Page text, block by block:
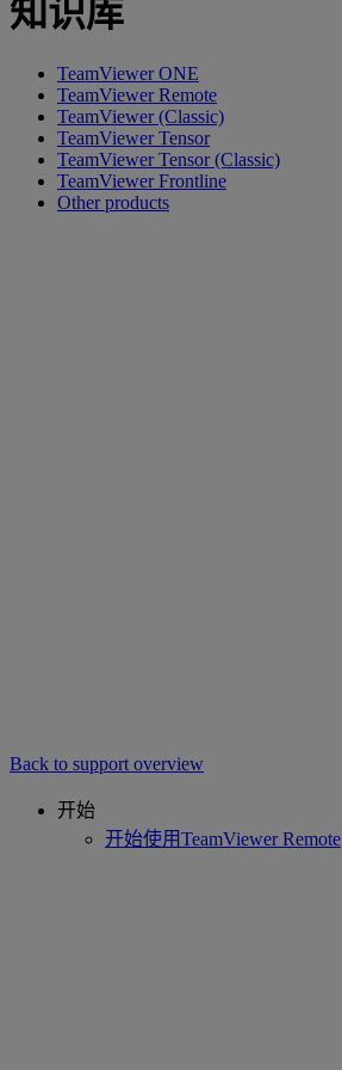
知识库
TeamViewer ONE
TeamViewer Remote
TeamViewer (Classic)
TeamViewer Tensor
TeamViewer Tensor (Classic)
TeamViewer Frontline
Other products
Back to support overview
开始
开始使用TeamViewer Remote